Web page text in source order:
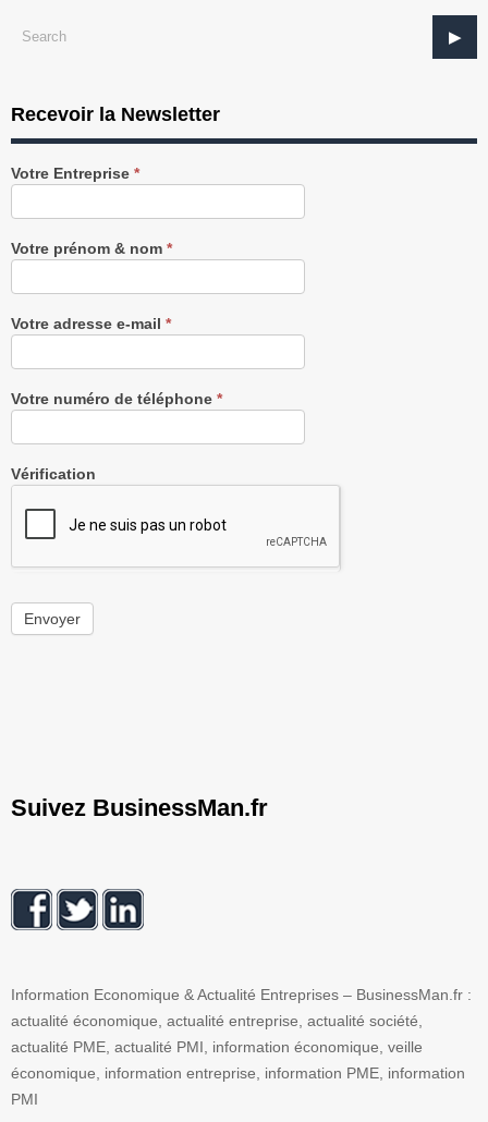
Recevoir la Newsletter
Recevez
notre
gratuitement
Votre Entreprise *
Votre prénom & nom *
Votre adresse e-mail *
Votre numéro de téléphone *
Vérification
Envoyer
Suivez BusinessMan.fr
Information Economique & Actualité Entreprises – BusinessMan.fr :
actualité économique, actualité entreprise, actualité société,
actualité PME, actualité PMI, information économique, veille
économique, information entreprise, information PME, information
PMI